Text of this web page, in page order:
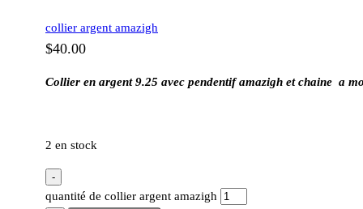
collier argent amazigh
$40.00
Collier en argent 9.25 avec pendentif amazigh et chaine a
2 en stock
-
quantité de collier argent amazigh